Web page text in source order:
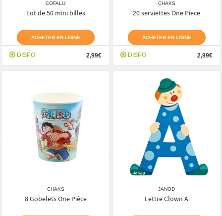
COFALU
Lot de 50 mini billes
ACHETER EN LIGNE
DISPO 2,99€
CHAKS
20 serviettes One Piece
ACHETER EN LIGNE
DISPO 2,99€
CHAKS
8 Gobelets One Pièce
JANOD
Lettre Clown A